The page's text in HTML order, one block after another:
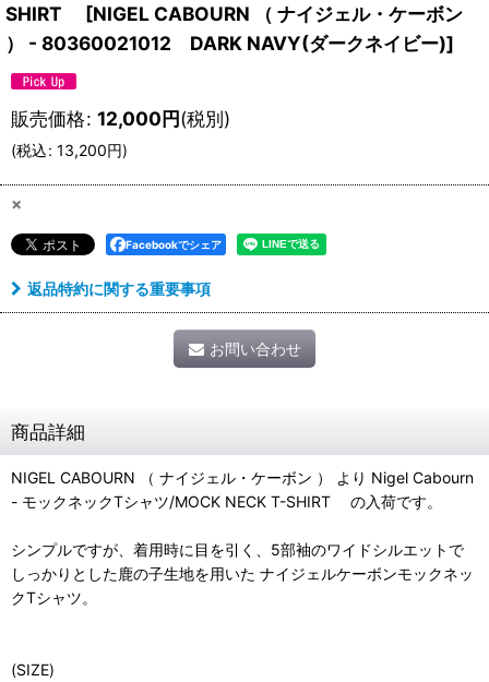
SHIRT
[NIGEL CABOURN （ ナイジェル・ケーボン
） - 80360021012 DARK NAVY(ダークネイビー)]
販売価格: 12,000円(税別)
(税込: 13,200円)
×
Facebookでシェア
返品特約に関する重要事項
お問い合わせ
商品詳細
NIGEL CABOURN （ ナイジェル・ケーボン ） より Nigel Cabourn
- モックネックTシャツ/MOCK NECK T-SHIRT の入荷です。
シンプルですが、着用時に目を引く、5部袖のワイドシルエットで
しっかりとした鹿の子生地を用いた ナイジェルケーボンモックネッ
クTシャツ。
(SIZE)